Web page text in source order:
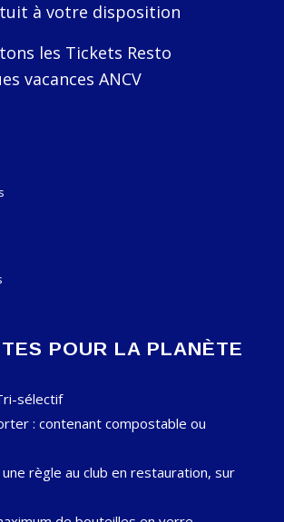
à votre disposition
les Tickets Resto
vacances ANCV
POUR LA PLANÈTE
sélectif
: contenant compostable ou
une règle au club en restauration, sur